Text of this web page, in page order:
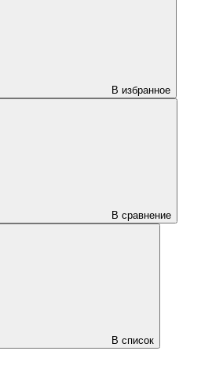
В избранное
В сравнение
В список